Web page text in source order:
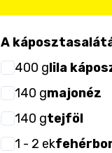
A
400 glila
140 gmajonéz
140 gtejföl
1 - 2 ek